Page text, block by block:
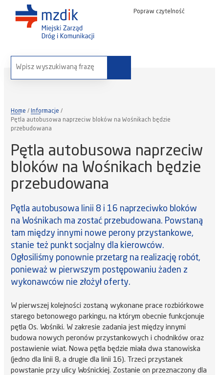
Popraw czytelność
wyszukaj na stronie:
Home
Informacje
Pętla autobusowa naprzeciw bloków na Wośnikach będzie
przebudowana
Pętla autobusowa naprzeciw
bloków na Wośnikach będzie
przebudowana
Pętla autobusowa linii 8 i 16 naprzeciwko bloków
na Wośnikach ma zostać przebudowana. Powstaną
tam między innymi nowe perony przystankowe,
stanie też punkt socjalny dla kierowców.
Ogłosiliśmy ponownie przetarg na realizację robót,
ponieważ w pierwszym postępowaniu żaden z
wykonawców nie złożył oferty.
W pierwszej kolejności zostaną wykonane prace rozbiórkowe
starego betonowego parkingu, na którym obecnie funkcjonuje
pętla Os. Wośniki. W zakresie zadania jest między innymi
budowa nowych peronów przystankowych i chodników oraz
postawienie wiat. Nowa pętla będzie miała dwa stanowiska
(jedno dla linii 8, a drugie dla linii 16). Trzeci przystanek
powstanie przy ulicy Wośnickiej. Zostanie on przeznaczony dla